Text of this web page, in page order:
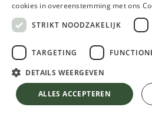
10.32€
Inclusief btw
GROOTTE
Niet op voorraad
cookies in overeenstemming met ons
STRIKT NOODZAKELIJK
TARGETING
DETAILS WEERGEVEN
ALLES ACCEPTEREN